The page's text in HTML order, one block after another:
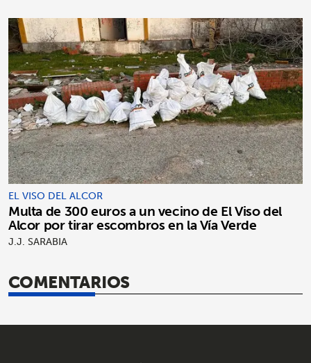
EL VISO DEL ALCOR
Multa de 300 euros a un vecino de El Viso del
Alcor por tirar escombros en la Vía Verde
J.J. SARABIA
COMENTARIOS